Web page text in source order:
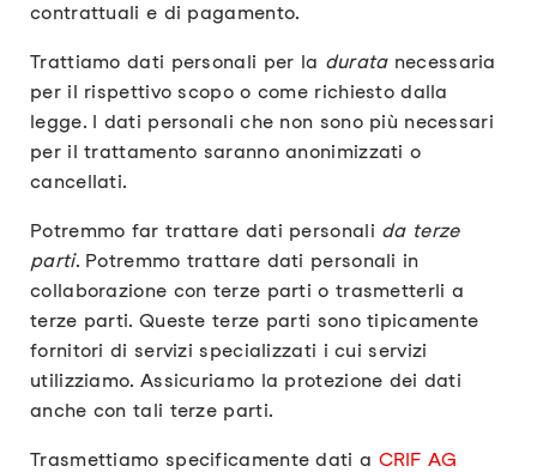
contrattuali e di pagamento.
Trattiamo dati personali per la duratanecessaria
per il rispettivo scopo o come richiesto dalla
legge. I dati personali che non sono più necessari
per il trattamento saranno anonimizzati o
cancellati.
Potremmo far trattare dati personali da terze
parti. Potremmo trattare dati personali in
collaborazione con terze parti o trasmetterli a
terze parti. Queste terze parti sono tipicamente
fornitori di servizi specializzati i cui servizi
utilizziamo. Assicuriamo la protezione dei dati
anche con tali terze parti.
Trasmettiamo specificamente dati a CRIF AG